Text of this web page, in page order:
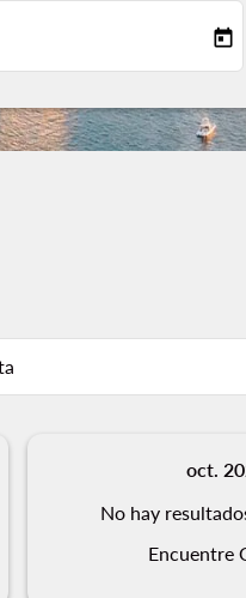
aria-label today
oct.
No hay
Encuentre